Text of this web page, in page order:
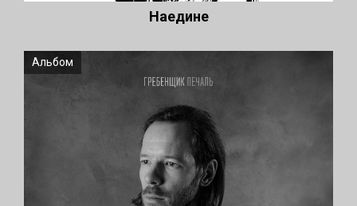
Наедине
Альбом